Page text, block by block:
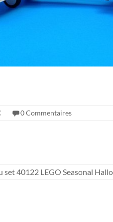
0 Commentaires
set 40122 LEGO Seasonal